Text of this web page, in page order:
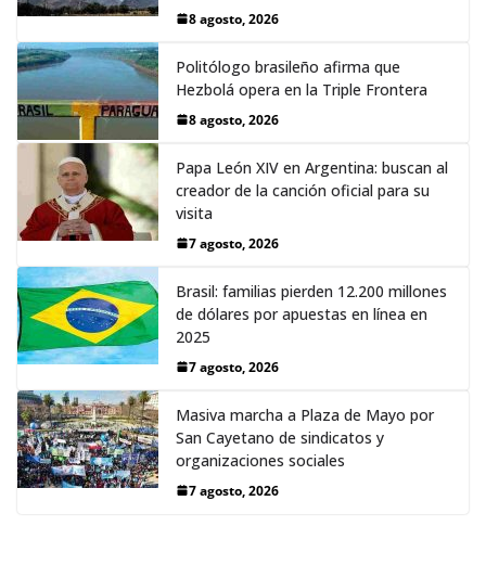
8 agosto, 2026
Politólogo brasileño afirma que
Hezbolá opera en la Triple Frontera
8 agosto, 2026
Papa León XIV en Argentina: buscan al
creador de la canción oficial para su
visita
7 agosto, 2026
Brasil: familias pierden 12.200 millones
de dólares por apuestas en línea en
2025
7 agosto, 2026
Masiva marcha a Plaza de Mayo por
San Cayetano de sindicatos y
organizaciones sociales
7 agosto, 2026